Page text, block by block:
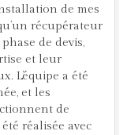
de mes
récupérateur
de devis,
et leur
L’équipe a été
et les
de
réalisée avec